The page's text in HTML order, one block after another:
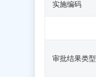
实施编码
审批结果类型